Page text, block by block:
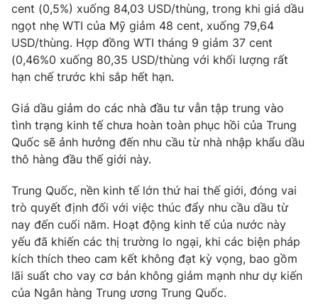
Thế giới đó đây
Câu chuyện quốc tế
Tài chính
Thị trường
Góc doanh nghiệp
Dữ liệu và đời sống
Truyền hình
Phim VTV
Hậu trường
Nhân vật
Khán giả
Giải sao mai
Giải trí
Điện ảnh
Sao
Đời sống
Du lịch
Làm đẹp
Chất lượng cuộc sống
Giáo dục
Tuyển sinh
Học trực tuyến
Công nghệ
Hitech Công nghệ tương lai
Sản phẩm
Giao lưu trực tuyến
cent (0,5%) xuống 84,03 USD/thùng, trong khi giá dầu
ngọt nhẹ WTI của Mỹ giảm 48 cent, xuống 79,64
USD/thùng. Hợp đồng WTI tháng 9 giảm 37 cent
(0,46%0 xuống 80,35 USD/thùng với khối lượng rất
hạn chế trước khi sắp hết hạn.
Giá dầu giảm do các nhà đầu tư vẫn tập trung vào
tình trạng kinh tế chưa hoàn toàn phục hồi của Trung
Quốc sẽ ảnh hưởng đến nhu cầu từ nhà nhập khẩu dầu
thô hàng đầu thế giới này.
Trung Quốc, nền kinh tế lớn thứ hai thế giới, đóng vai
trò quyết định đối với việc thúc đẩy nhu cầu dầu từ
nay đến cuối năm. Hoạt động kinh tế của nước này
yếu đã khiến các thị trường lo ngại, khi các biện pháp
kích thích theo cam kết không đạt kỳ vọng, bao gồm
lãi suất cho vay cơ bản không giảm mạnh như dự kiến
của Ngân hàng Trung ương Trung Quốc.